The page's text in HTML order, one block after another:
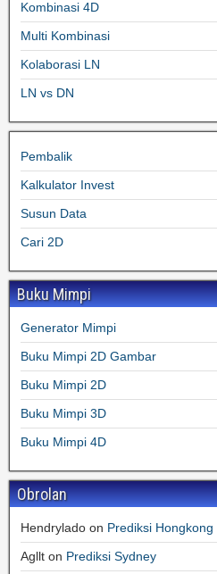
Kombinasi 4D
Multi Kombinasi
Kolaborasi LN
LN vs DN
Pembalik
Kalkulator Invest
Susun Data
Cari 2D
Buku Mimpi
Generator Mimpi
Buku Mimpi 2D Gambar
Buku Mimpi 2D
Buku Mimpi 3D
Buku Mimpi 4D
Obrolan
Hendrylado on Prediksi Hongkong
Agllt on Prediksi Sydney